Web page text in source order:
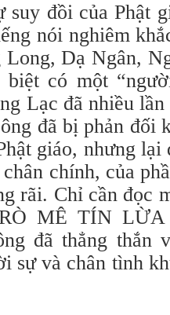
suy đồi của Phật
nói nghiêm
Dạ Ngân,
có một
Lạc đã nhiều
đã bị phản đối
giáo, nhưng
chính, của
rãi. Chỉ cần đọc
MÊ TÍN
đã thẳng thắn
sự và chân tình